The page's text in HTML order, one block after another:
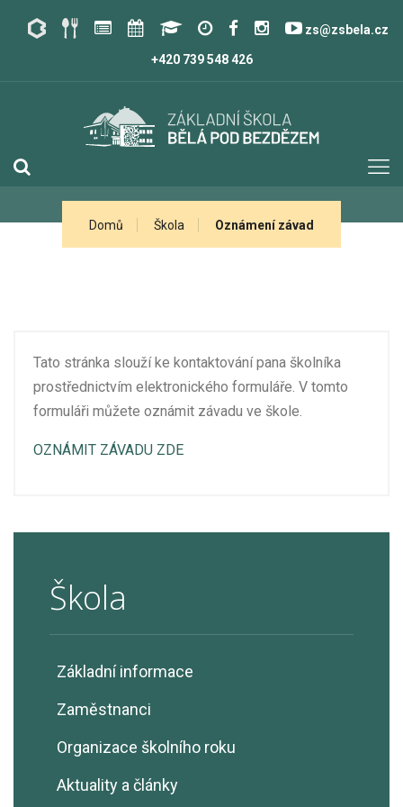
zs@zsbela.cz
+420 739 548 426
Domů Škola Oznámení závad
Škola
Základní informace
Zaměstnanci
Organizace školního roku
Aktuality a články
Tato stránka slouží ke kontaktování pana školníka
prostřednictvím elektronického formuláře. V tomto
formuláři můžete oznámit závadu ve škole.
OZNÁMIT ZÁVADU ZDE